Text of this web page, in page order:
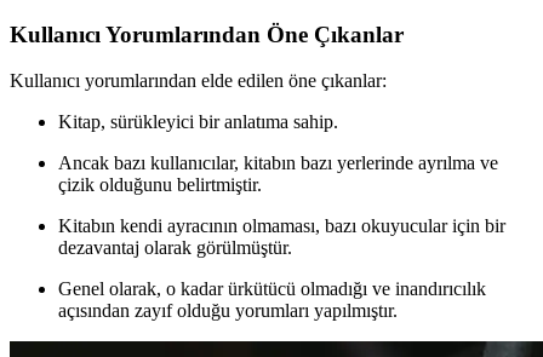
Kullanıcı Yorumlarından Öne Çıkanlar
Kullanıcı yorumlarından elde edilen öne çıkanlar:
Kitap, sürükleyici bir anlatıma sahip.
Ancak bazı kullanıcılar, kitabın bazı yerlerinde ayrılma ve
çizik olduğunu belirtmiştir.
Kitabın kendi ayracının olmaması, bazı okuyucular için bir
dezavantaj olarak görülmüştür.
Genel olarak, o kadar ürkütücü olmadığı ve inandırıcılık
açısından zayıf olduğu yorumları yapılmıştır.